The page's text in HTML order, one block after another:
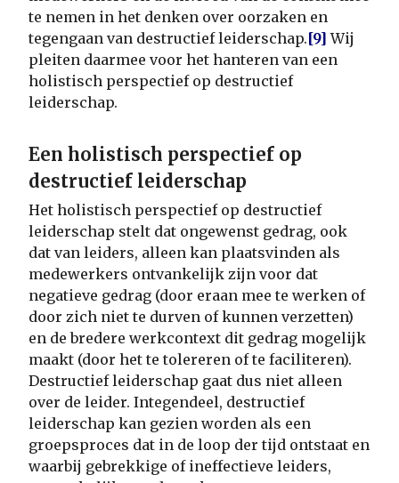
te nemen in het denken over oorzaken en
tegengaan van destructief leiderschap.[9] Wij
pleiten daarmee voor het hanteren van een
holistisch perspectief op destructief
leiderschap.
Een holistisch perspectief op
destructief leiderschap
Het holistisch perspectief op destructief
leiderschap stelt dat ongewenst gedrag, ook
dat van leiders, alleen kan plaatsvinden als
medewerkers ontvankelijk zijn voor dat
negatieve gedrag (door eraan mee te werken of
door zich niet te durven of kunnen verzetten)
en de bredere werkcontext dit gedrag mogelijk
maakt (door het te tolereren of te faciliteren).
Destructief leiderschap gaat dus niet alleen
over de leider. Integendeel, destructief
leiderschap kan gezien worden als een
groepsproces dat in de loop der tijd ontstaat en
waarbij gebrekkige of ineffectieve leiders,